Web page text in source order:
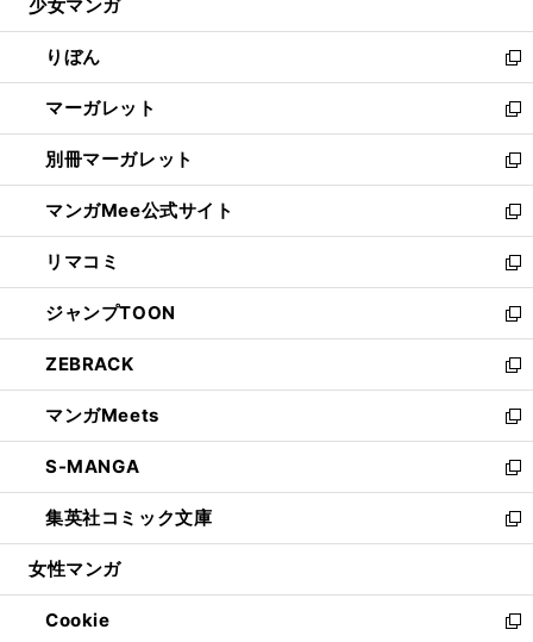
開
く
ウ
で
開
く
ン
ド
ウ
で
開
く
ウ
ィ
ン
ド
ウ
で
開
く
少女マンガ
りぼん
新
し
い
ウ
ィ
ン
ド
ウ
で
開
く
マーガレット
新
し
い
ウ
ィ
ン
ド
ウ
で
開
く
別冊マーガレット
新
し
い
ウ
ィ
ン
ド
ウ
で
開
く
マンガMee公式サイト
新
し
い
ウ
ィ
ン
ド
ウ
で
開
く
リマコミ
新
し
い
ウ
ィ
ン
ド
ウ
で
開
く
ジャンプTOON
新
し
い
ウ
ィ
ン
ド
ウ
で
開
ZEBRACK
新
し
い
ウ
ィ
ン
ド
ウ
開
く
マンガMeets
新
し
い
ウ
ィ
ン
ウ
で
S-MANGA
新
し
い
ウ
ン
ド
集英社コミック文庫
新
し
ウ
ィ
女性マンガ
Cookie
新